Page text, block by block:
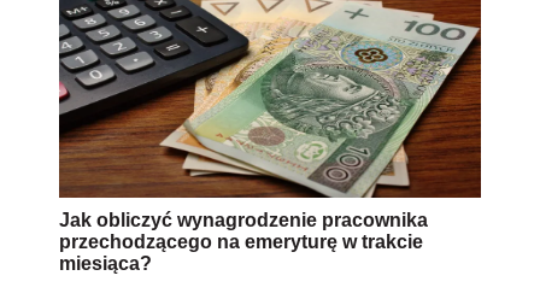
Jak obliczyć wynagrodzenie pracownika
przechodzącego na emeryturę w trakcie
miesiąca?